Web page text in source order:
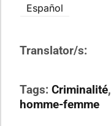
Español
Translator/s:
Tags: Criminalité,
homme-femme